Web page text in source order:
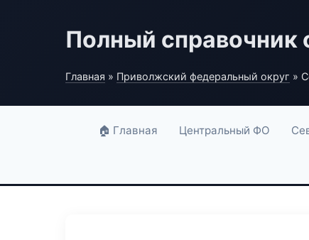
Полный справочник
Главная » Приволжский федеральный округ »
🏠 Главная Центральный ФО